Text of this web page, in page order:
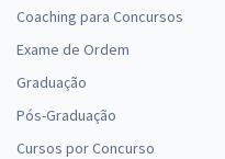
Coaching para Concursos
Exame de Ordem
Graduação
Pós-Graduação
Cursos por Concurso